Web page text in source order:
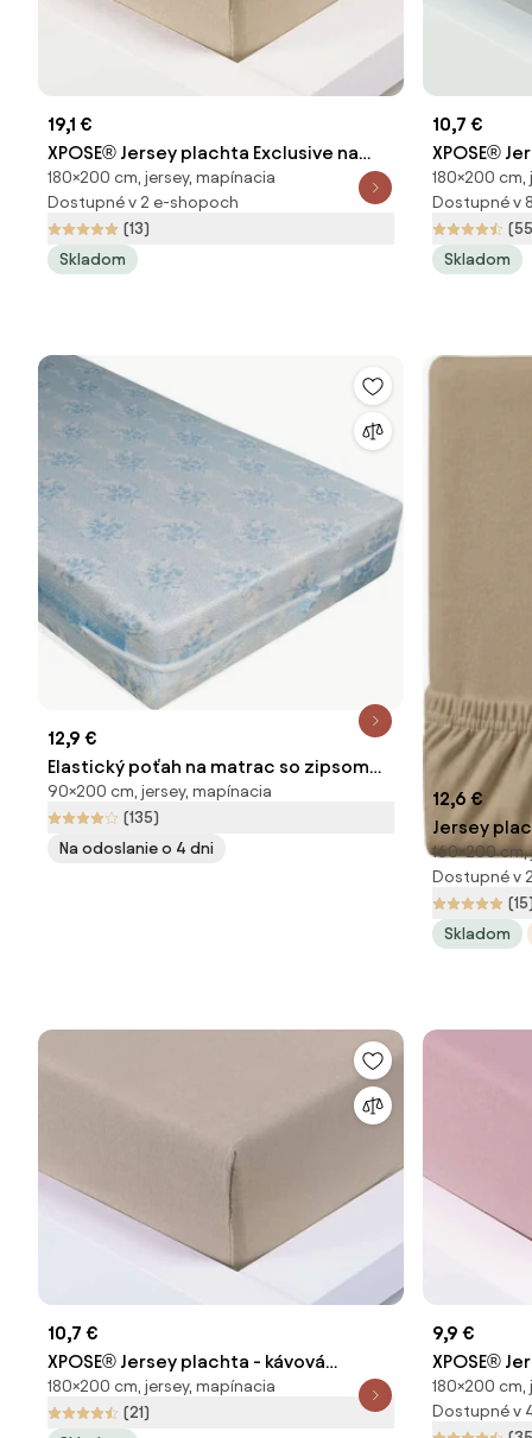
19,1 €
XPOSE® Jersey plachta Exclusive na
vysoký matrac - biela káva 180x200 cm
180×200 cm, jersey, mapínacia
Dostupné v 2 e-shopoch
(13)
Skladom
10,7 €
XPOSE®
cm
180×200 cm,
Dostupné v
Skladom
12,9 €
Elastický poťah na matrac so zipsom
Alba 90 x 200 cm
90×200 cm, jersey, mapínacia
(135)
Na odoslanie o 4 dni
12,6 €
Jersey
200 cm
160×200
Dostupné v
(15)
Skladom
10,7 €
XPOSE® Jersey plachta - kávová
180x200 cm
180×200 cm, jersey, mapínacia
(21)
9,9 €
XPOSE®
180x200
180×200 cm,
Dostupné v